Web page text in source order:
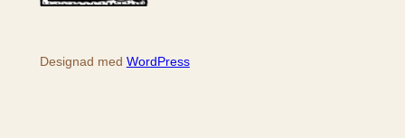
Designad med WordPress